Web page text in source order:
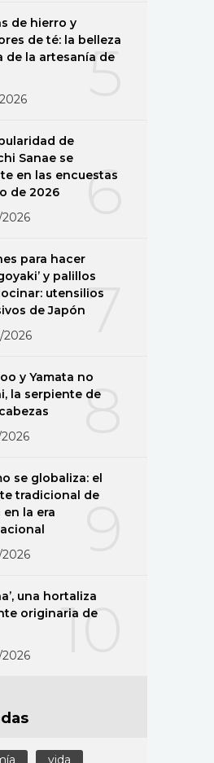
5
de hierro y
de té: la belleza
de la artesanía de
6
de
Sanae se
en las encuestas
de 2026
7
para hacer
y palillos
utensilios
de Japón
8
y Yamata no
la serpiente de
se globaliza: el
tradicional de
en la era
10
una hortaliza
originaria de
vida